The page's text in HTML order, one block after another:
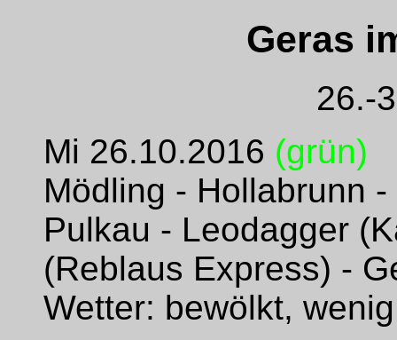
Geras
26.-
Mi 26.10.2016 (grün)
Mödling - Hollabrunn
Pulkau - Leodagger
(Reblaus Express) -
Wetter: bewölkt,